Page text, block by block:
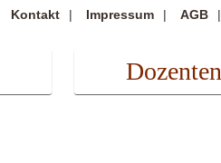
Kontakt Impressum AGB
Dozenten